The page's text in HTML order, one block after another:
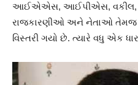
આઈએએસ, આઈપીએસ, વકીલ,
રાજકારણીઓ અને નેતાઓ તેમજ
વિસ્તરી ગયો છે. ત્યારે વધુ એક